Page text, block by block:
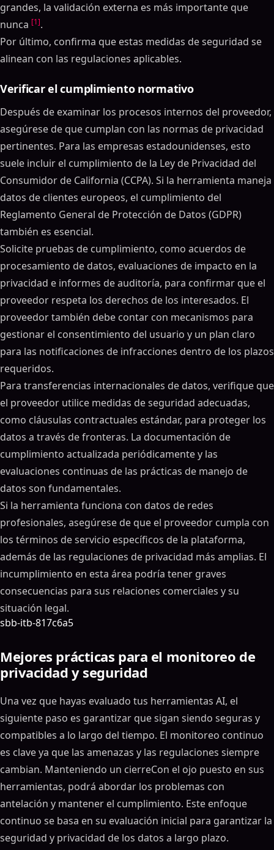
grandes, la validación externa es más importante que
nunca [1].
Por último, confirma que estas medidas de seguridad se
alinean con las regulaciones aplicables.
Verificar el cumplimiento normativo
Después de examinar los procesos internos del proveedor,
asegúrese de que cumplan con las normas de privacidad
pertinentes. Para las empresas estadounidenses, esto
suele incluir el cumplimiento de la Ley de Privacidad del
Consumidor de California (CCPA). Si la herramienta maneja
datos de clientes europeos, el cumplimiento del
Reglamento General de Protección de Datos (GDPR)
también es esencial.
Solicite pruebas de cumplimiento, como acuerdos de
procesamiento de datos, evaluaciones de impacto en la
privacidad e informes de auditoría, para confirmar que el
proveedor respeta los derechos de los interesados. El
proveedor también debe contar con mecanismos para
gestionar el consentimiento del usuario y un plan claro
para las notificaciones de infracciones dentro de los plazos
requeridos.
Para transferencias internacionales de datos, verifique que
el proveedor utilice medidas de seguridad adecuadas,
como cláusulas contractuales estándar, para proteger los
datos a través de fronteras. La documentación de
cumplimiento actualizada periódicamente y las
evaluaciones continuas de las prácticas de manejo de
datos son fundamentales.
Si la herramienta funciona con datos de redes
profesionales, asegúrese de que el proveedor cumpla con
los términos de servicio específicos de la plataforma,
además de las regulaciones de privacidad más amplias. El
incumplimiento en esta área podría tener graves
consecuencias para sus relaciones comerciales y su
situación legal.
sbb-itb-817c6a5
Mejores prácticas para el monitoreo de
privacidad y seguridad
Una vez que hayas evaluado tus herramientas AI, el
siguiente paso es garantizar que sigan siendo seguras y
compatibles a lo largo del tiempo. El monitoreo continuo
es clave ya que las amenazas y las regulaciones siempre
cambian. Manteniendo un cierreCon el ojo puesto en sus
herramientas, podrá abordar los problemas con
antelación y mantener el cumplimiento. Este enfoque
continuo se basa en su evaluación inicial para garantizar la
seguridad y privacidad de los datos a largo plazo.